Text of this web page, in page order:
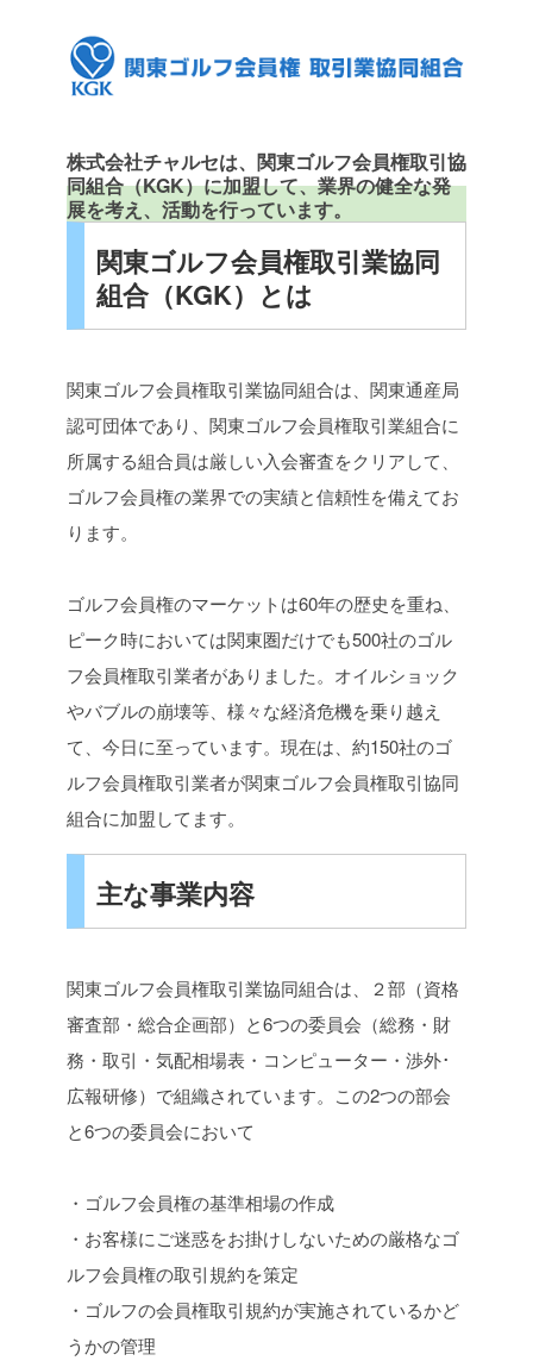
株式会社チャルセは、関東ゴルフ会員権取引協
同組合（KGK）に加盟して、業界の健全な発
展を考え、活動を行っています。
関東ゴルフ会員権取引業協同
組合（KGK）とは
関東ゴルフ会員権取引業協同組合は、関東通産局
認可団体であり、関東ゴルフ会員権取引業組合に
所属する組合員は厳しい入会審査をクリアして、
ゴルフ会員権の業界での実績と信頼性を備えてお
ります。
ゴルフ会員権のマーケットは60年の歴史を重ね、
ピーク時においては関東圏だけでも500社のゴル
フ会員権取引業者がありました。オイルショック
やバブルの崩壊等、様々な経済危機を乗り越え
て、今日に至っています。現在は、約150社のゴ
ルフ会員権取引業者が関東ゴルフ会員権取引協同
組合に加盟してます。
主な事業内容
関東ゴルフ会員権取引業協同組合は、２部（資格
審査部・総合企画部）と6つの委員会（総務・財
務・取引・気配相場表・コンピューター・渉外･
広報研修）で組織されています。この2つの部会
と6つの委員会において
・ゴルフ会員権の基準相場の作成
・お客様にご迷惑をお掛けしないための厳格なゴ
ルフ会員権の取引規約を策定
・ゴルフの会員権取引規約が実施されているかど
うかの管理